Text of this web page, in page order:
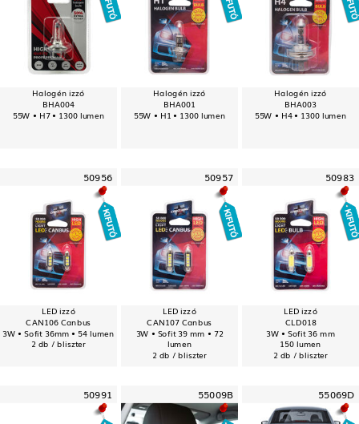
Halogén izzó
BHA004
55W • H7 • 1300 lumen
Halogén izzó
BHA001
55W • H1 • 1300 lumen
Halogén izzó
BHA003
55W • H4 • 1300 lumen
50956
LED izzó
CAN106 Canbus
3W • Sofit 36mm • 54 lumen
2 db / bliszter
50957
LED izzó
CAN107 Canbus
3W • Sofit 39 mm • 72
lumen
2 db / bliszter
50983
LED izzó
CLD018
3W • Sofit 36 mm
150 lumen
2 db / bliszter
50991 55009B 55069D